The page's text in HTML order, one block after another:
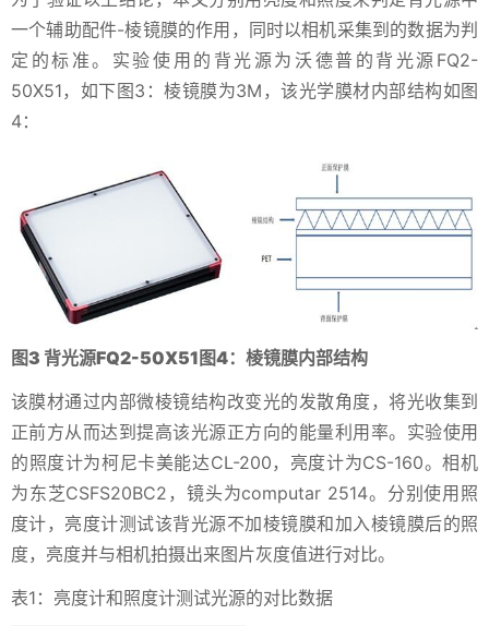
一个辅助配件-棱镜膜的作用，同时以相机采集到的数据为判
定的标准。实验使用的背光源为沃德普的背光源FQ2-
50X51，如下图3：棱镜膜为3M，该光学膜材内部结构如图
4：
图3 背光源FQ2-50X51图4：棱镜膜内部结构
该膜材通过内部微棱镜结构改变光的发散角度，将光收集到
正前方从而达到提高该光源正方向的能量利用率。实验使用
的照度计为柯尼卡美能达CL-200，亮度计为CS-160。相机
为东芝CSFS20BC2，镜头为computar 2514。分别使用照
度计，亮度计测试该背光源不加棱镜膜和加入棱镜膜后的照
度，亮度并与相机拍摄出来图片灰度值进行对比。
表1：亮度计和照度计测试光源的对比数据